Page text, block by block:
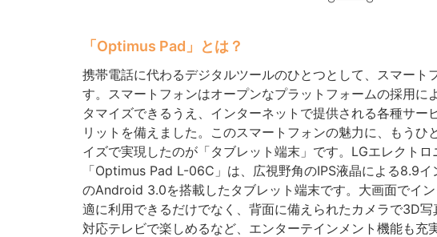
「Optimus Pad」とは？
携帯電話に代わるデジタルツールのひとつとして、スマート
す。スマートフォンはオープンなプラットフォームの採用に
タマイズできるうえ、インターネットで提供される各種サー
リットを備えました。このスマートフォンの魅力に、もうひ
イズで実現したのが「タブレット端末」です。LGエレクトロ
「Optimus Pad L-06C」は、広視野角のIPS液晶による8.9
のAndroid 3.0を搭載したタブレット端末です。大画面でイ
適に利用できるだけでなく、背面に備えられたカメラで3D
対応テレビで楽しめるなど、エンターテインメント機能も充